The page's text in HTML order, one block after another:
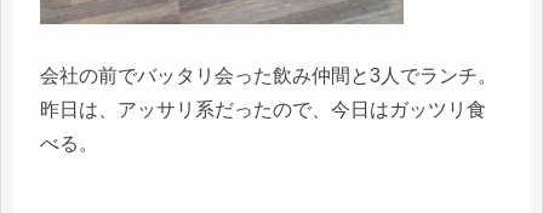
会社の前でバッタリ会った飲み仲間と3人でランチ。
昨日は、アッサリ系だったので、今日はガッツリ食
べる。